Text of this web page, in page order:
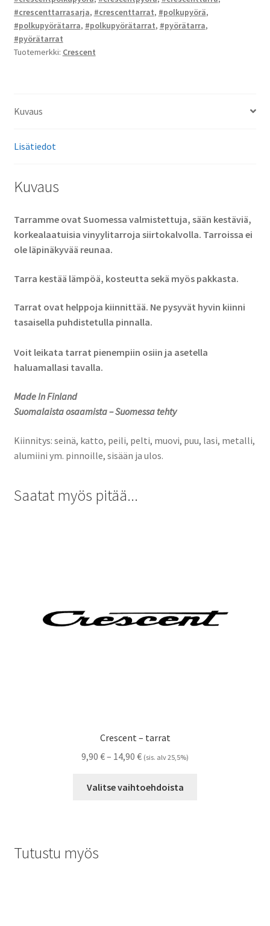
#crescenttarrasarja, #crescenttarrat, #polkupyörä,
#polkupyörätarra, #polkupyörätarrat, #pyörätarra,
#pyörätarrat
Tuotemerkki: Crescent
Kuvaus
Lisätiedot
Kuvaus
Tarramme ovat Suomessa valmistettuja, sään kestäviä,
korkealaatuisia vinyylitarroja siirtokalvolla. Tarroissa ei
ole läpinäkyvää reunaa.
Tarra kestää lämpöä, kosteutta sekä myös pakkasta.
Tarrat ovat helppoja kiinnittää. Ne pysyvät hyvin kiinni
tasaisella puhdistetulla pinnalla.
Voit leikata tarrat pienempiin osiin ja asetella
haluamallasi tavalla.
Made In Finland
Suomalaista osaamista – Suomessa tehty
Kiinnitys: seinä, katto, peili, pelti, muovi, puu, lasi, metalli,
alumiini ym. pinnoille, sisään ja ulos.
Saatat myös pitää...
Crescent – tarrat
9,90 €– 14,90 €Hintaluokka:
-
(sis. alv 25,5%)
Valitse vaihtoehdoista
Tutustu myös